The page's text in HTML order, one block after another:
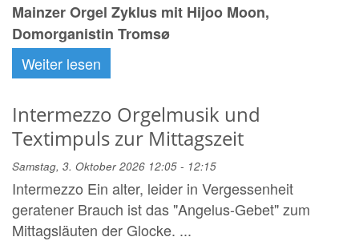
Mainzer Orgel Zyklus mit Hijoo Moon,
Domorganistin Tromsø
Weiter lesen
Intermezzo Orgelmusik und
Textimpuls zur Mittagszeit
Samstag, 3. Oktober 2026 12:05 - 12:15
Intermezzo Ein alter, leider in Vergessenheit
geratener Brauch ist das "Angelus-Gebet" zum
Mittagsläuten der Glocke. ...